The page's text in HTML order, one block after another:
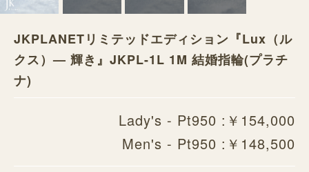
JKPLANETリミテッドエディション『Lux（ル
クス）— 輝き』JKPL-1L 1M 結婚指輪(プラチ
ナ)
Lady's - Pt950 :￥154,000
Men's - Pt950 :￥148,500